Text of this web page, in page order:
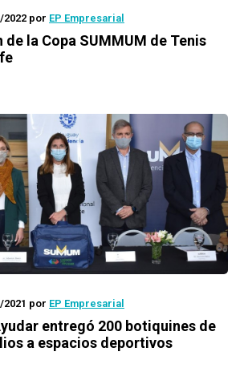
por EP Empresarial
de la Copa SUMMUM de Tenis
por EP Empresarial
entregó 200 botiquines de
a espacios deportivos